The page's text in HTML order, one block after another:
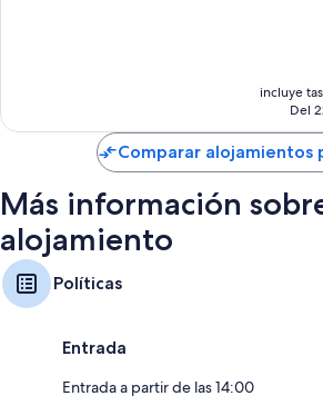
incluye
Del
Comparar alojamientos
Más información
alojamiento
Políticas
Entrada
Entrada a partir de las 14:00